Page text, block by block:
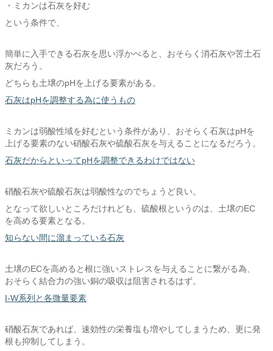
・ミカンは石灰を好む
という条件で、
簡単に入手できる石灰を思い浮かべると、おそらく消石灰や苦土石
灰だろう。
どちらも土壌のpHを上げる要素がある。
石灰はpHを調整する為に使うもの
ミカンは弱酸性域を好むという条件があり、おそらく石灰はpHを
上げる要素のない硝酸石灰や硫酸石灰を与えることになるだろう。
石灰だからといってpHを調整できるわけではない
硝酸石灰や硫酸石灰は弱酸性なのでちょうど良い。
となって欲しいところだけれども、硫酸根というのは、土壌のEC
を高める要素となる。
知らない間に溜まっている石灰
土壌のECを高めると根に強いストレスを与えることに繋がる為、
おそらく結合力の強い銅の吸収は阻害されるはず。
I-W系列と各微量要素
硝酸石灰であれば、速効性の栄養塩も増やしてしまうため、更に発
根も抑制してしまう。